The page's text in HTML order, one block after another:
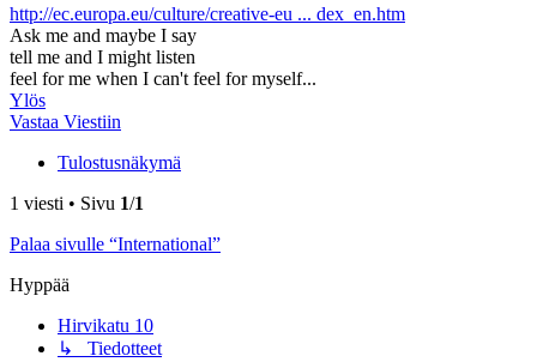
http://ec.europa.eu/culture/creative-eu ... dex_en.htm
Ask me and maybe I say
tell me and I might listen
feel for me when I can't feel for myself...
Ylös
Vastaa Viestiin
Tulostusnäkymä
1 viesti • Sivu 1/1
Palaa sivulle “International”
Hyppää
Hirvikatu 10
↳ Tiedotteet